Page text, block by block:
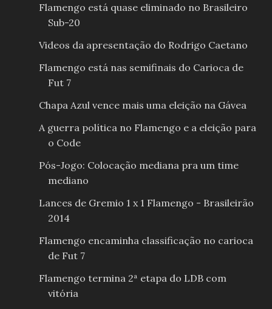
Flamengo está quase eliminado no Brasileiro
Sub-20
Videos da apresentação do Rodrigo Caetano
Flamengo está nas semifinais do Carioca de
Fut 7
Chapa Azul vence mais uma eleição na Gávea
A guerra política no Flamengo e a eleição para
o Code
Pós-Jogo: Colocação mediana pra um time
mediano
Lances de Gremio 1 x 1 Flamengo - Brasileirão
2014
Flamengo encaminha classificação no carioca
de Fut 7
Flamengo termina 2ª etapa do LDB com
vitória